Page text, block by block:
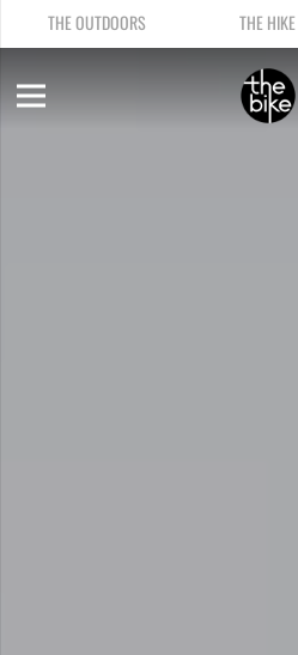
THE OUTDOORS THE HIKE